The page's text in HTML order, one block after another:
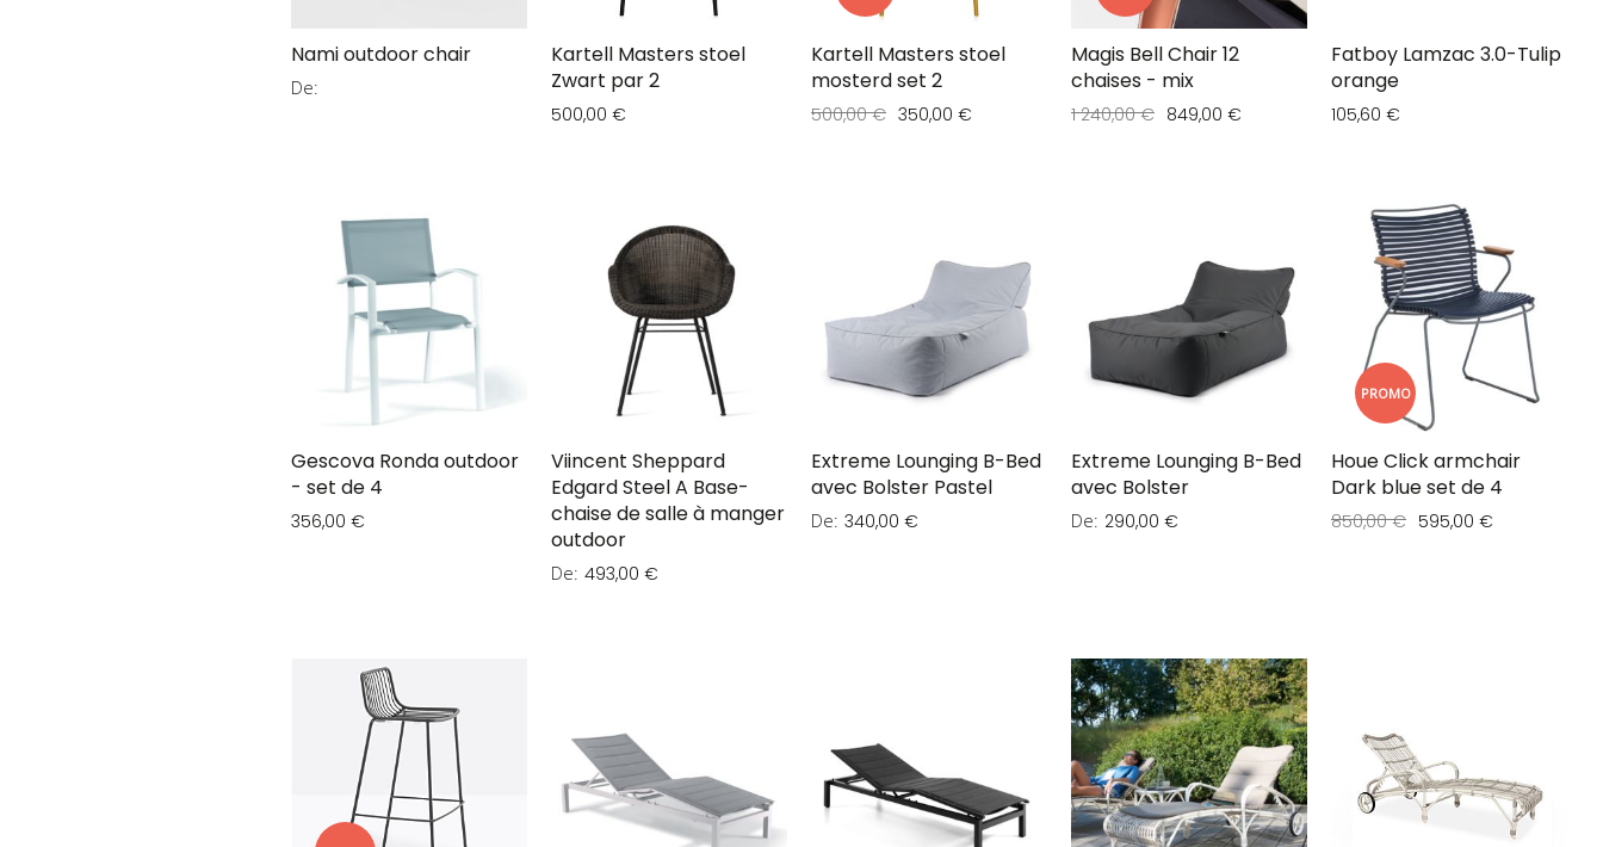
Nami outdoor chair
De
Kartell Masters stoel
Zwart par 2
500,00 €
Kartell Masters stoel
mosterd set 2
350,00 €
500,00 €
Magis Bell Chair 12
chaises - mix
849,00 €
1 240,00 €
Fatboy Lamzac 3.0-Tulip
orange
105,60 €
Gescova Ronda outdoor
- set de 4
356,00 €
Viincent Sheppard
Edgard Steel A Base-
chaise de salle à manger
outdoor
De 493,00 €
Extreme Lounging B-Bed
avec Bolster Pastel
De 340,00 €
Extreme Lounging B-Bed
avec Bolster
De 290,00 €
PROMO
Houe Click armchair
Dark blue set de 4
595,00 €
850,00 €